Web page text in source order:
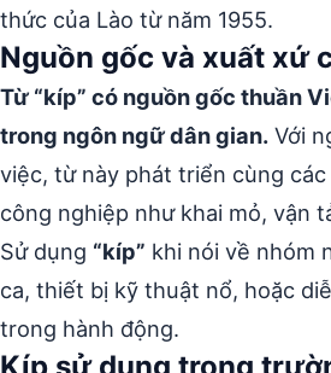
thức của Lào từ năm 1955.
Nguồn gốc và xuất xứ
Từ “kíp” có nguồn gốc thuần
trong ngôn ngữ dân gian. Với
việc, từ này phát triển cùng
công nghiệp như khai mỏ, vận
Sử dụng “kíp” khi nói về nhóm
ca, thiết bị kỹ thuật nổ, hoặc
trong hành động.